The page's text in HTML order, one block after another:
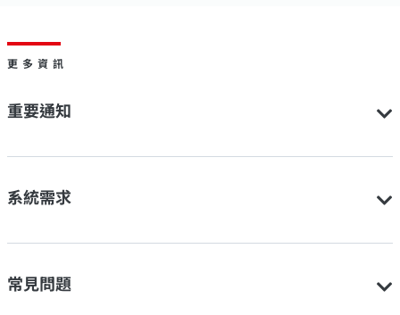
更多資訊
重要通知
系統需求
常見問題